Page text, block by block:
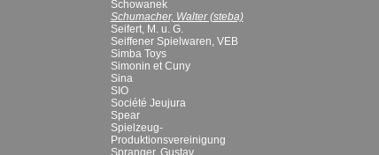
Schowanek
Schumacher, Walter (steba)
Seifert, M. u. G.
Seiffener Spielwaren, VEB
Simba Toys
Simonin et Cuny
Sina
SIO
Société Jeujura
Spear
Spielzeug-
Produktionsvereinigung
Spranger, Gustav